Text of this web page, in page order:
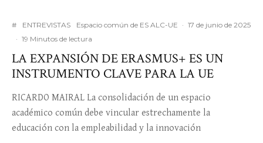
# ENTREVISTAS Espacio común de ES ALC-UE · 17 de junio de 2025
· 19 Minutos de lectura
LA EXPANSIÓN DE ERASMUS+ ES UN
INSTRUMENTO CLAVE PARA LA UE
RICARDO MAIRAL La consolidación de un espacio
académico común debe vincular estrechamente la
educación con la empleabilidad y la innovación